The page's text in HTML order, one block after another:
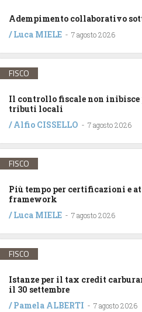
Adempimento collaborativo
/Luca MIELE - 7 agosto 2026
FISCO
Il controllo fiscale non
tributi locali
/Alfio CISSELLO - 7 agosto 2026
FISCO
Più tempo per certificazioni e
framework
/Luca MIELE - 7 agosto 2026
FISCO
Istanze per il tax credit
il 30 settembre
/Pamela ALBERTI - 7 agosto 2026